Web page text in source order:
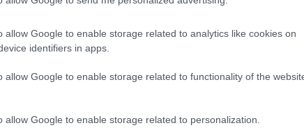
allow Google to enable storage related to analytics like cookies on
identifiers in apps.
allow Google to enable storage related to functionality of the
allow Google to enable storage related to personalization.
BASKET